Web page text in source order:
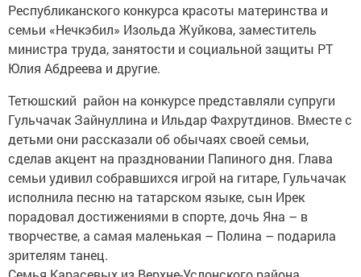
Республиканского конкурса красоты материнства и
семьи «Нечкэбил» Изольда Жуйкова, заместитель
министра труда, занятости и социальной защиты РТ
Юлия Абдреева и другие.
Тетюшский район на конкурсе представляли супруги
Гульчачак Зайнуллина и Ильдар Фахрутдинов. Вместе с
детьми они рассказали об обычаях своей семьи,
сделав акцент на праздновании Папиного дня. Глава
семьи удивил собравшихся игрой на гитаре, Гульчачак
исполнила песню на татарском языке, сын Ирек
порадовал достижениями в спорте, дочь Яна – в
творчестве, а самая маленькая – Полина – подарила
зрителям танец.